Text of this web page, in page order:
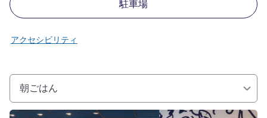
駐車場
アクセシビリティ
朝ごはん
詳細を表示